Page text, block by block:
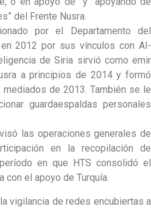
del Frente Nusra.
por el Departamento del
2012 por sus vínculos con Al-
de Siria sirvió como emir
a principios de 2014 y formó
de 2013. También se le
guardaespaldas personales
las operaciones generales de
en la recopilación de
en que HTS consolidó el
con el apoyo de Turquía.
vigilancia de redes encubiertas a